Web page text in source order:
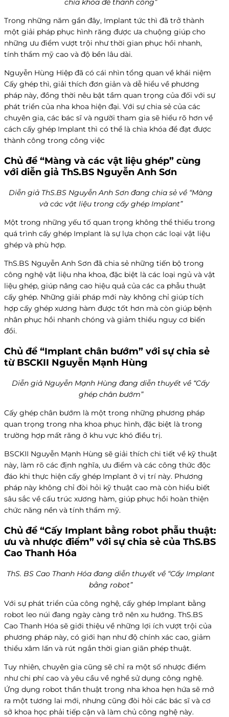
Trong những năm gần đây, Implant tức thì đã trở thành
một giải pháp phục hình răng được ưa chuộng giúp cho
những ưu điểm vượt trội như thời gian phục hồi nhanh,
tính thẩm mỹ cao và độ bền lâu dài.
Nguyễn Hùng Hiệp đã có cái nhìn tổng quan về khái niệm
Cấy ghép thì, giải thích đơn giản và dễ hiểu về phương
pháp này, đồng thời nêu bật tầm quan trọng của đối với sự
phát triển của nha khoa hiện đại. Với sự chia sẻ của các
chuyên gia, các bác sĩ và người tham gia sẽ hiểu rõ hơn về
cách cấy ghép Implant thì có thể là chìa khóa để đạt được
thành công trong công việc
Chủ đề “Màng và các vật liệu ghép” cùng
với diễn giả ThS.BS Nguyễn Anh Sơn
Diễn giả ThS.BS Nguyễn Anh Sơn đang chia sẻ về “Màng
và các vật liệu trong cấy ghép Implant”
Một trong những yếu tố quan trọng không thể thiếu trong
quá trình cấy ghép Implant là sự lựa chọn các loại vật liệu
ghép và phù hợp.
ThS.BS Nguyễn Anh Sơn đã chia sẻ những tiến bộ trong
công nghệ vật liệu nha khoa, đặc biệt là các loại ngủ và vật
liệu ghép, giúp nâng cao hiệu quả của các ca phẫu thuật
cấy ghép. Những giải pháp mới này không chỉ giúp tích
hợp cấy ghép xương hàm được tốt hơn mà còn giúp bệnh
nhân phục hồi nhanh chóng và giảm thiểu nguy cơ biến
đổi.
Chủ đề “Implant chân bướm” với sự chia sẻ
từ BSCKII Nguyễn Mạnh Hùng
Diễn giả Nguyễn Mạnh Hùng đang diễn thuyết về “Cấy
ghép chân bướm”
Cấy ghép chân bướm là một trong những phương pháp
quan trọng trong nha khoa phục hình, đặc biệt là trong
trường hợp mất răng ở khu vực khó điều trị.
BSCKII Nguyễn Mạnh Hùng sẽ giải thích chi tiết về kỹ thuật
này, làm rõ các định nghĩa, ưu điểm và các công thức độc
đáo khi thực hiện cấy ghép Implant ở vị trí này. Phương
pháp này không chỉ đòi hỏi kỹ thuật cao mà còn hiểu biết
sâu sắc về cấu trúc xương hàm, giúp phục hồi hoàn thiện
chức năng nền và tính thẩm mỹ.
Chủ đề “Cấy Implant bằng robot phẫu thuật:
ưu và nhược điểm” với sự chia sẻ của ThS.BS
Cao Thanh Hóa
ThS. BS Cao Thanh Hóa đang diễn thuyết về “Cấy Implant
bằng robot”
Với sự phát triển của công nghệ, cấy ghép Implant bằng
robot leo núi đang ngày càng trở nên xu hướng. ThS.BS
Cao Thanh Hóa sẽ giới thiệu về những lợi ích vượt trội của
phương pháp này, có giới hạn như độ chính xác cao, giảm
thiểu xâm lấn và rút ngắn thời gian giãn phép thuật.
Tuy nhiên, chuyên gia cũng sẽ chỉ ra một số nhược điểm
như chi phí cao và yêu cầu về nghề sử dụng công nghệ.
Ứng dụng robot thần thuật trong nha khoa hẹn hứa sẽ mở
ra một tương lai mới, nhưng cũng đòi hỏi các bác sĩ và cơ
sở khoa học phải tiếp cận và làm chủ công nghệ này.